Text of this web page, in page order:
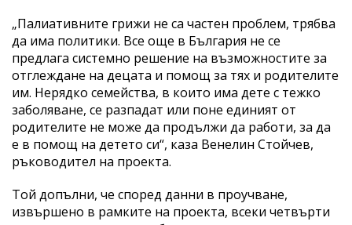
„Палиативните грижи не са частен проблем, трябва
да има политики. Все още в България не се
предлага системно решение на възможностите за
отглеждане на децата и помощ за тях и родителите
им. Нерядко семейства, в които има дете с тежко
заболяване, се разпадат или поне единият от
родителите не може да продължи да работи, за да
е в помощ на детето си“, каза Венелин Стойчев,
ръководител на проекта.
Той допълни, че според данни в проучване,
извършено в рамките на проекта, всеки четвърти